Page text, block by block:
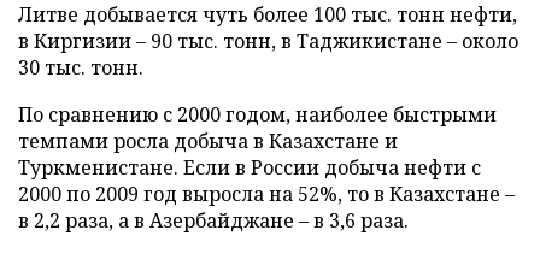
Литве добывается чуть более 100 тыс. тонн нефти,
в Киргизии – 90 тыс. тонн, в Таджикистане – около
30 тыс. тонн.
По сравнению с 2000 годом, наиболее быстрыми
темпами росла добыча в Казахстане и
Туркменистане. Если в России добыча нефти с
2000 по 2009 год выросла на 52%, то в Казахстане –
в 2,2 раза, а в Азербайджане – в 3,6 раза.